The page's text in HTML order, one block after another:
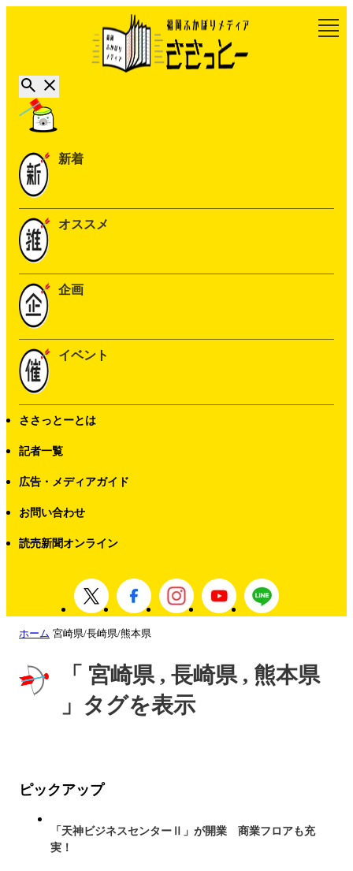
新着
オススメ
企画
イベント
ささっとーとは
記者一覧
広告・メディアガイド
お問い合わせ
読売新聞オンライン
ホーム 宮崎県/長崎県/熊本県
「 宮崎県 , 長崎県 , 熊本県
」タグを表示
ピックアップ
「天神ビジネスセンターⅡ」が開業 商業フロアも充
実！